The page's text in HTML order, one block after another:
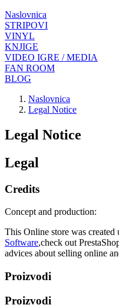
Naslovnica
STRIPOVI
VINYL
KNJIGE
VIDEO IGRE / MEDIA
FAN ROOM
BLOG
Naslovnica
Legal Notice
Legal Notice
Legal
Credits
Concept and production:
This Online store was created
Software,check out
advices about selling online
Proizvodi
Proizvodi